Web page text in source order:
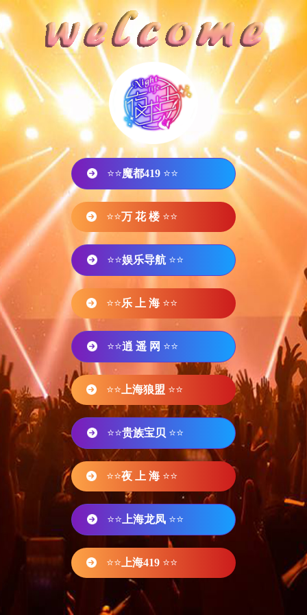
⭐⭐魔都419 ⭐⭐
⭐⭐万 花 楼 ⭐⭐
⭐⭐娱乐导航 ⭐⭐
⭐⭐乐 上 海 ⭐⭐
⭐⭐逍 遥 网 ⭐⭐
⭐⭐ 上海狼盟 ⭐⭐
⭐⭐贵族宝贝 ⭐⭐
⭐⭐夜 上 海 ⭐⭐
⭐⭐ 上海龙凤 ⭐⭐
⭐⭐ 上海419 ⭐⭐